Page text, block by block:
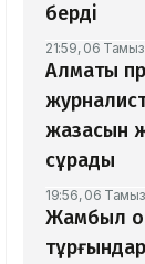
берді
21:59, 06
Алматы
жазасын
сұрады
19:56, 06
Жамбыл